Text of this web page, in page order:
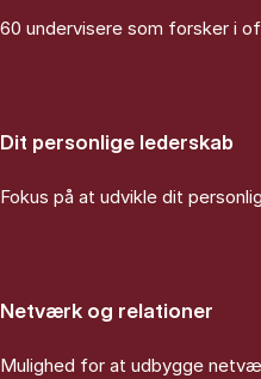
60 undervisere som forsker i
Dit personlige lederskab
Fokus på at udvikle dit
Netværk og relationer
Mulighed for at udbygge